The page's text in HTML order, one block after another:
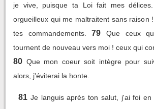
je vive, puisque ta Loi fait mes délices.
orgueilleux qui me maltraitent sans raison
tes commandements.
79
Que ceux
tournent de nouveau vers moi ! ceux qui
80 Que mon coeur soit intègre pour
alors, j'éviterai la honte.
81 Je languis après ton salut, j'ai foi en